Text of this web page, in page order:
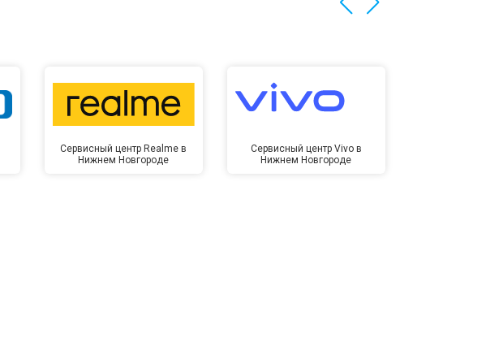
Сервисный центр Realme в
Нижнем Новгороде
Сервисный центр Vivo в
Нижнем Новгороде